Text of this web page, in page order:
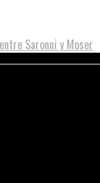
Saronni y Moser